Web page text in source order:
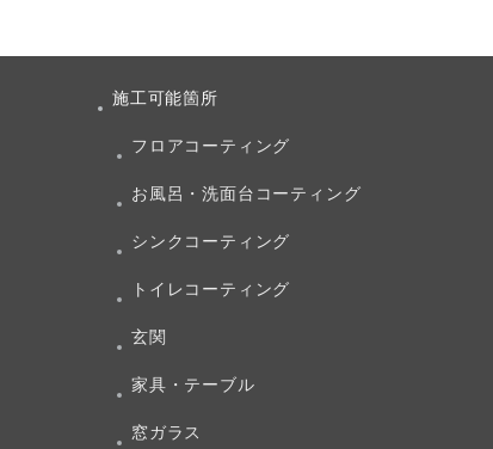
施工可能箇所
フロアコーティング
お風呂・洗面台コーティング
シンクコーティング
トイレコーティング
玄関
家具・テーブル
窓ガラス